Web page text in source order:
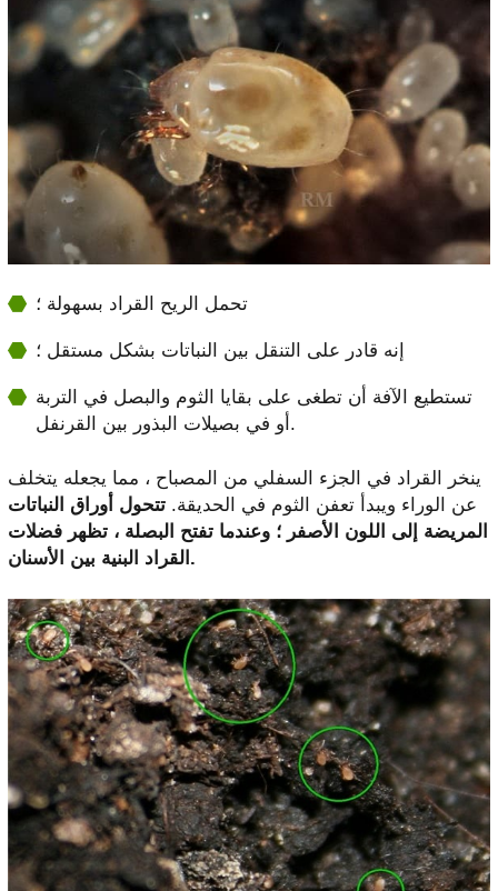
تحمل الريح القراد بسهولة ؛
إنه قادر على التنقل بين النباتات بشكل مستقل ؛
تستطيع الآفة أن تطغى على بقايا الثوم والبصل في التربة
أو في بصيلات البذور بين القرنفل.
ينخر القراد في الجزء السفلي من المصباح ، مما يجعله يتخلف
عن الوراء ويبدأ تعفن الثوم في الحديقة.تتحول أوراق النباتات
المريضة إلى اللون الأصفر ؛ وعندما تفتح البصلة ، تظهر فضلات
القراد البنية بين الأسنان.